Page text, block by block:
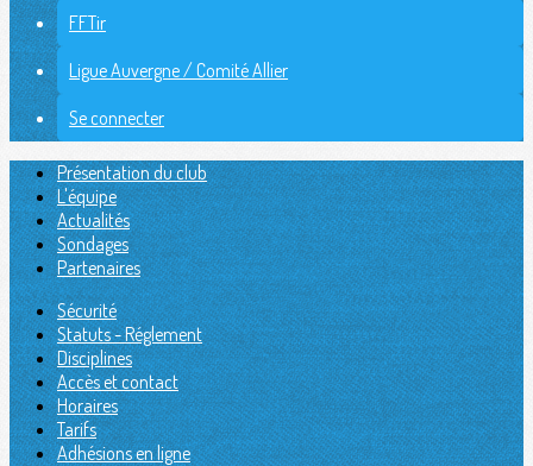
FFTir
Ligue Auvergne / Comité Allier
Se connecter
Présentation du club
L'équipe
Actualités
Sondages
Partenaires
Sécurité
Statuts - Réglement
Disciplines
Accès et contact
Horaires
Tarifs
Adhésions en ligne